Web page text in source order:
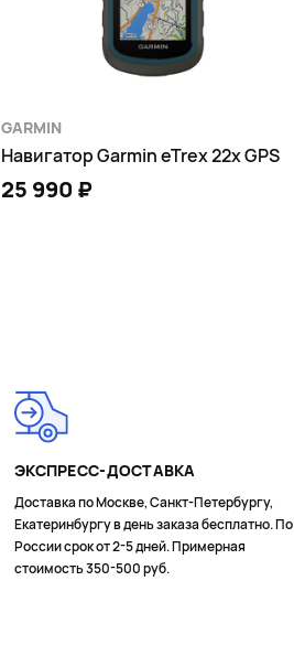
GARMIN
Навигатор Garmin eTrex 22x GPS
25 990 ₽
ЭКСПРЕСС-ДОСТАВКА
Доставка по Москве, Санкт-Петербургу,
Екатеринбургу в день заказа бесплатно. По
России срок от 2-5 дней. Примерная
стоимость 350-500 руб.